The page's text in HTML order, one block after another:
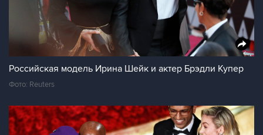
Российская модель Ирина Шейк и актер Брэдли Купер
Фото: Reuters